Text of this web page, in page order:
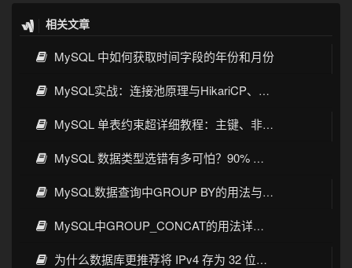
相关文章
MySQL 中如何获取时间字段的年份和月份
MySQL实战：连接池原理与HikariCP、C3P0、Druid、DBCP选型
MySQL 单表约束超详细教程：主键、非空、唯一、默认值一次讲透
MySQL 数据类型选错有多可怕？90% 开发者都踩过的坑
MySQL数据查询中GROUP BY的用法与实战详解
MySQL中GROUP_CONCAT的用法详解：语法、示例与常见坑
为什么数据库更推荐将 IPv4 存为 32 位整数而不是字符串